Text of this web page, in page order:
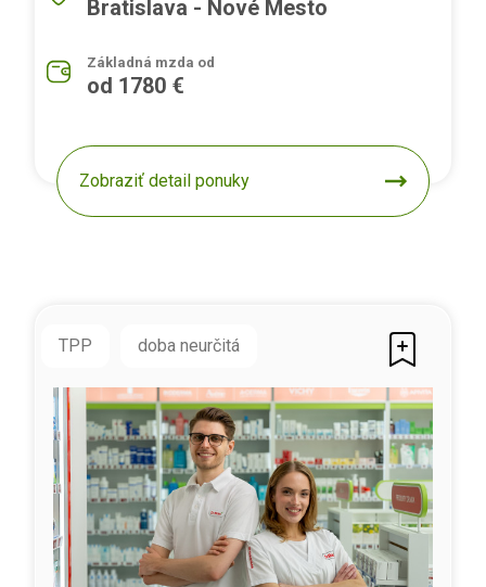
Bratislava - Nové Mesto
Základná mzda od
od 1780 €
Zobraziť detail ponuky
TPP doba neurčitá